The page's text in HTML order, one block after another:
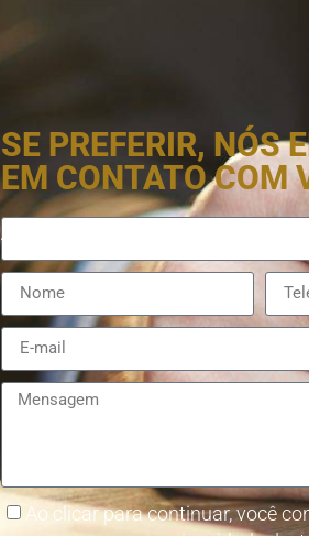
SE PREFERIR, NÓS
EM CONTATO COM
Ao clicar para continuar, você